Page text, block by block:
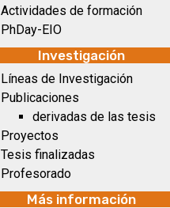
Actividades de formación
PhDay-EIO
Investigación
Líneas de Investigación
Publicaciones
derivadas de las tesis
Proyectos
Tesis finalizadas
Profesorado
Más información